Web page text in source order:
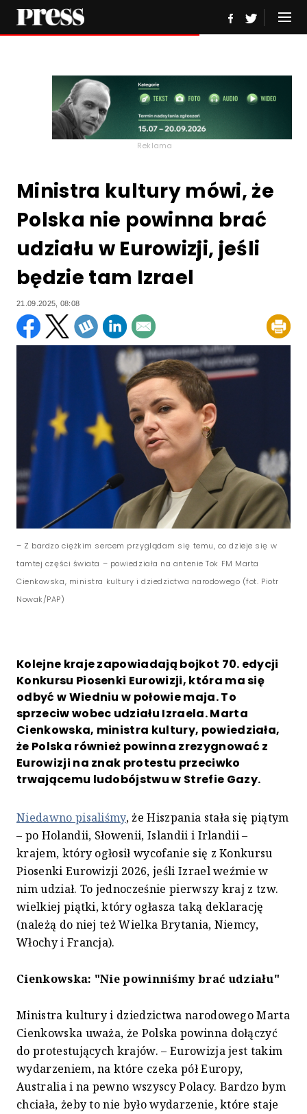
Reklama
Ministra kultury mówi, że
Polska nie powinna brać
udziału w Eurowizji, jeśli
będzie tam Izrael
21.09.2025, 08:08
– Z bardzo ciężkim sercem przyglądam się temu, co dzieje się w
tamtej części świata – powiedziała na antenie Tok FM Marta
Cienkowska, ministra kultury i dziedzictwa narodowego (fot. Piotr
Nowak/PAP)
Kolejne kraje zapowiadają bojkot 70. edycji
Konkursu Piosenki Eurowizji, która ma się
odbyć w Wiedniu w połowie maja. To
sprzeciw wobec udziału Izraela. Marta
Cienkowska, ministra kultury, powiedziała,
że Polska również powinna zrezygnować z
Eurowizji na znak protestu przeciwko
trwającemu ludobójstwu w Strefie Gazy.
Niedawno pisaliśmy, że Hiszpania stała się piątym
– po Holandii, Słowenii, Islandii i Irlandii –
krajem, który ogłosił wycofanie się z Konkursu
Piosenki Eurowizji 2026, jeśli Izrael weźmie w
nim udział. To jednocześnie pierwszy kraj z tzw.
wielkiej piątki, który ogłasza taką deklarację
(należą do niej też Wielka Brytania, Niemcy,
Włochy i Francja).
Cienkowska: "Nie powinniśmy brać udziału"
Ministra kultury i dziedzictwa narodowego Marta
Cienkowska uważa, że Polska powinna dołączyć
do protestujących krajów. – Eurowizja jest takim
wydarzeniem, na które czeka pół Europy,
Australia i na pewno wszyscy Polacy. Bardzo bym
chciała, żeby to nie było wydarzenie, które staje